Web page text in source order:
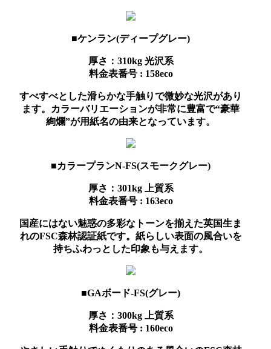
■ケンラン(ディープグレー)
厚さ：310kg 光沢系
料金表番号 : 158eco
すべすべとした滑らかな手触りで微妙な光沢があり
ます。カラーバリエーションが非常に豊富で“豪華
絢爛”が用紙名の由来となっています。
■カラープランN-FS(スモークグレー)
厚さ：301kg
上質系
料金表番号 : 163eco
国産にはない魅惑の多彩なトーンを揃えた英国生ま
れのFSC森林認証紙です。紙らしい表面の風合いを
持ちふわっとした印象も与えます。
■GAボード-FS(グレー)
厚さ：300kg
上質系
料金表番号 : 160eco